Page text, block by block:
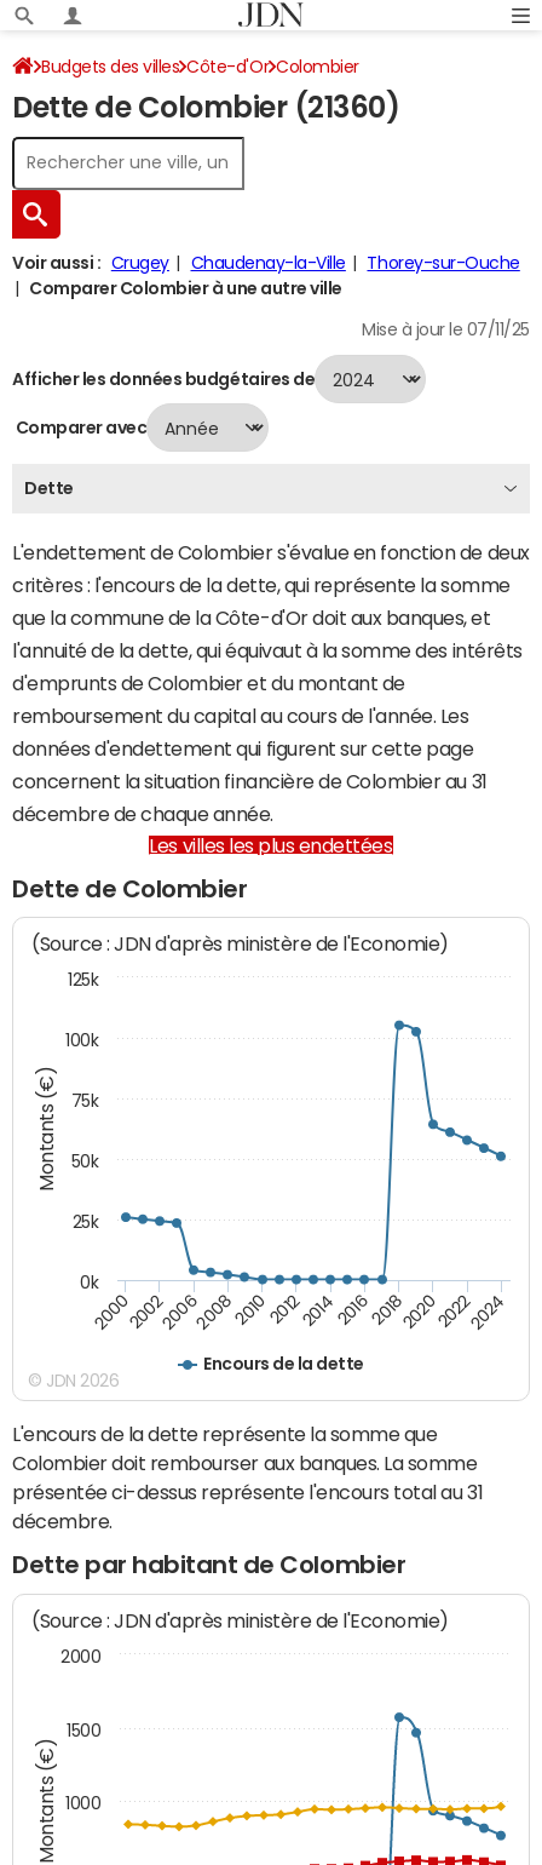
Budgets des villes Côte-d'Or Colombier
Dette au 31/12/2024
Dette de Colombier (21360)
Voir aussi : Crugey Chaudenay-la-Ville
Thorey-sur-Ouche
Comparer Colombier à une autre ville
Mise à jour le 07/11/25
Afficher les données budgétaires de
Comparer avec
Dette
L'endettement de Colombier s'évalue en fonction de deux
critères : l'encours de la dette, qui représente la somme
que la commune de la Côte-d'Or doit aux banques, et
l'annuité de la dette, qui équivaut à la somme des intérêts
d'emprunts de Colombier et du montant de
remboursement du capital au cours de l'année. Les
données d'endettement qui figurent sur cette page
concernent la situation financière de Colombier au 31
décembre de chaque année.
Les villes les plus endettées
Dette de Colombier
Montants (€)
(Source : JDN d'après ministère de l'Economie)
Encours de la dette
200020022006200820102012201420162018202020222024
0k
25k
50k
75k
100k
125k
© JDN 2026
L'encours de la dette représente la somme que
Colombier doit rembourser aux banques. La somme
présentée ci-dessus représente l'encours total au 31
décembre.
Dette par habitant de Colombier
Montants (€)
(Source : JDN d'après ministère de l'Economie)
1000
1500
2000